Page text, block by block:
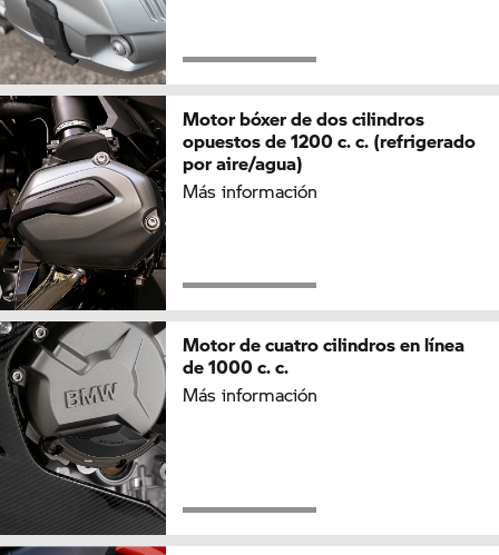
Motor bóxer de dos cilindros
opuestos de 1200 c. c. (refrigerado
por aire/agua)
Más información
Motor de cuatro cilindros en línea
de 1000 c. c.
Más información